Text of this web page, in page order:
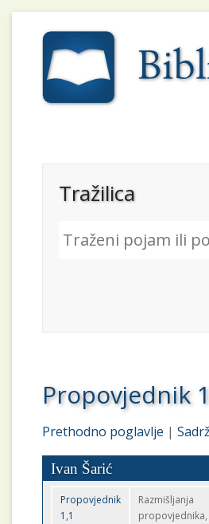
Tražilica
Propovjednik
Prethodno poglavlje |
Ivan Šarić
Propovjednik
1,1
Razmišljanja
propovjednika,